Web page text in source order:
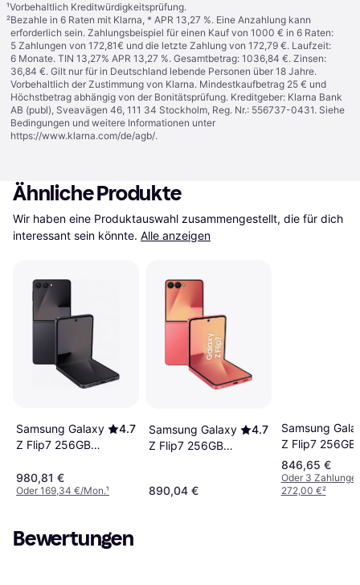
¹Vorbehaltlich Kreditwürdigkeitsprüfung.
²Bezahle in 6 Raten mit Klarna, * APR 13,27 %. Eine Anzahlung kann
erforderlich sein. Zahlungsbeispiel für einen Kauf von 1000 € in 6 Raten:
5 Zahlungen von 172,81€ und die letzte Zahlung von 172,79 €. Laufzeit:
6 Monate. TIN 13,27% APR 13,27 %. Gesamtbetrag: 1036,84 €. Zinsen:
36,84 €. Gilt nur für in Deutschland lebende Personen über 18 Jahre.
Vorbehaltlich der Zustimmung von Klarna. Mindestkaufbetrag 25 € und
Höchstbetrag abhängig von der Bonitätsprüfung. Kreditgeber: Klarna Bank
AB (publ), Sveavägen 46, 111 34 Stockholm, Reg. Nr.: 556737-0431. Siehe
Bedingungen und weitere Informationen unter
https://www.klarna.com/de/agb/.
Ähnliche Produkte
Wir haben eine Produktauswahl zusammengestellt, die für dich
interessant sein könnte. Alle anzeigen
Samsung Galaxy
Z Flip7 256GB
4.7
980,81 €
Oder 169,34 €/Mon.¹
Samsung Galaxy
Z Flip7 256GB
4.7
890,04 €
Samsung
Z Flip7 256GB
Blue Shadow
846,65 €
Oder 3
272,00 €²
Bewertungen